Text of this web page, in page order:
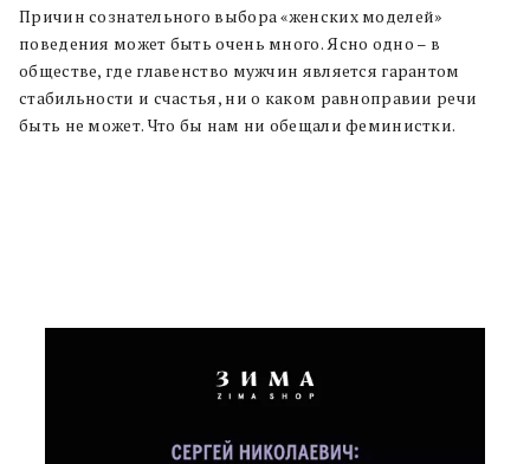
Причин сознательного выбора «женских моделей»
поведения может быть очень много. Ясно одно – в
обществе, где главенство мужчин является гарантом
стабильности и счастья, ни о каком равноправии речи
быть не может. Что бы нам ни обещали феминистки.